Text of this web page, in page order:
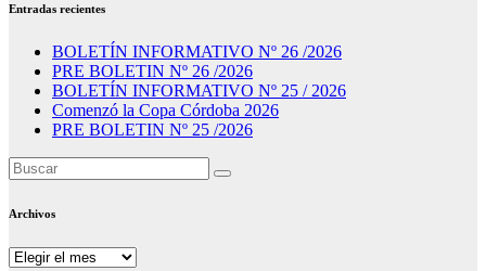
Entradas recientes
BOLETÍN INFORMATIVO Nº 26 /2026
PRE BOLETIN Nº 26 /2026
BOLETÍN INFORMATIVO Nº 25 / 2026
Comenzó la Copa Córdoba 2026
PRE BOLETIN Nº 25 /2026
Archivos
Archivos